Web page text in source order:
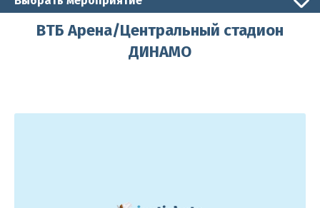
ВТБ Арена/Центральный стадион
ДИНАМО